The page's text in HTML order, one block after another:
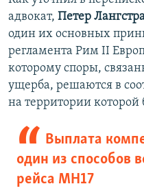
адвокат, Петер
один их основных
регламента Рим II
которому споры,
ущерба, решаются в
на территории которой
Выплата
один из способов
рейса MH17